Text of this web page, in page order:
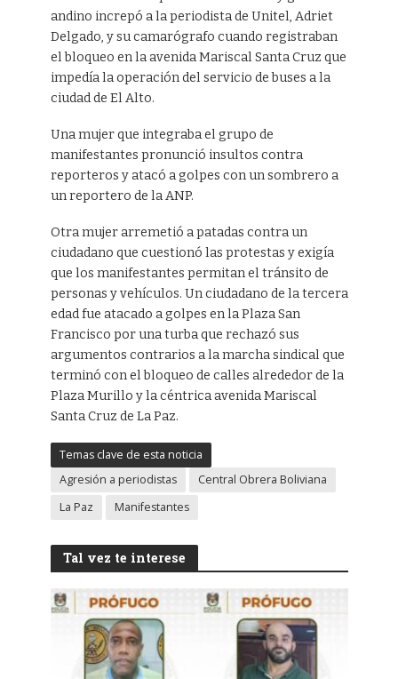
andino increpó a la periodista de Unitel, Adriet
Delgado, y su camarógrafo cuando registraban
el bloqueo en la avenida Mariscal Santa Cruz que
impedía la operación del servicio de buses a la
ciudad de El Alto.
Una mujer que integraba el grupo de
manifestantes pronunció insultos contra
reporteros y atacó a golpes con un sombrero a
un reportero de la ANP.
Otra mujer arremetió a patadas contra un
ciudadano que cuestionó las protestas y exigía
que los manifestantes permitan el tránsito de
personas y vehículos. Un ciudadano de la tercera
edad fue atacado a golpes en la Plaza San
Francisco por una turba que rechazó sus
argumentos contrarios a la marcha sindical que
terminó con el bloqueo de calles alrededor de la
Plaza Murillo y la céntrica avenida Mariscal
Santa Cruz de La Paz.
Temas clave de esta noticia
Agresión a periodistas
Central Obrera Boliviana
La Paz
Manifestantes
Tal vez te interese